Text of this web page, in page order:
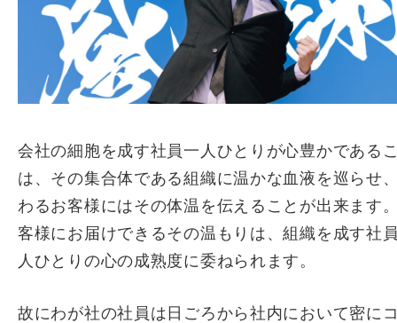
会社の細胞を成す社員一人ひとりが心豊かである
は、その集合体である組織に温かな血液を巡らせ
わるお客様にはその体温を伝えることが出来ます
客様にお届けできるその温もりは、組織を成す社
人ひとりの心の成熟度に委ねられます。
故にわが社の社員は日ごろから社内において密に